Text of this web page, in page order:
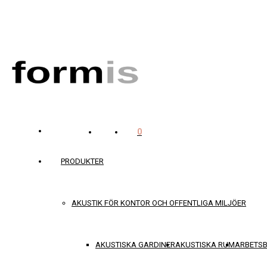
PRODUKTER
AKUSTIK FÖR KONTOR OCH OFFENTLIGA MILJÖER
AKUSTISKA GARDINERAKUSTISKA RUM
0